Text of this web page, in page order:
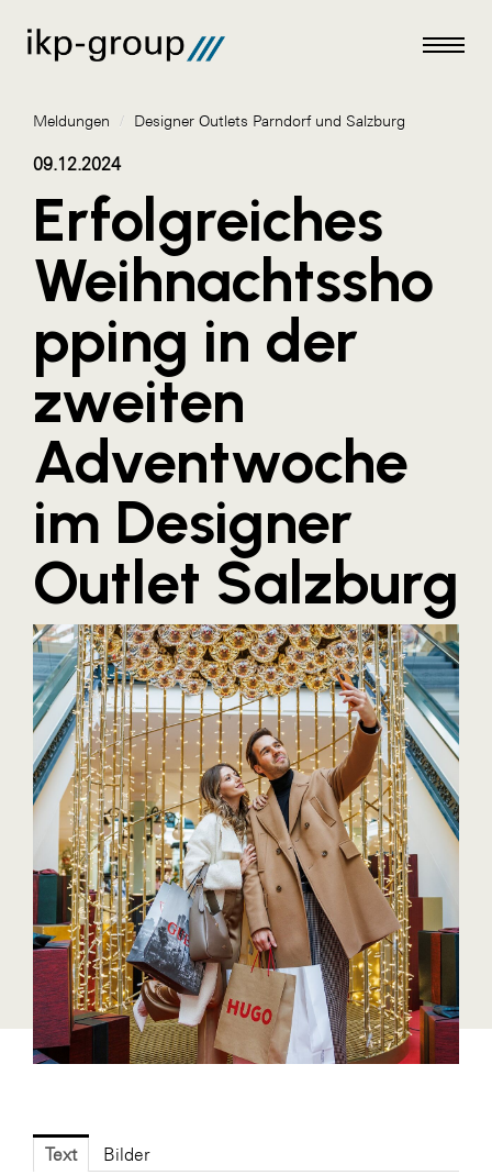
Meldungen
AKTUELLES
ALEX Krems
Amazon Web Services
Artweger
AustroCel Hallein
Blaguss
Bundesverband Sonnenschutztechnik
Cineplexx
Colmobil Austria
Controller Institut
Darbo
Designer Outlets Parndorf und Salzburg
DOMOFERM
Essity
EY
FG UBIT Salzburg
foodaffairs
Fressnapf
FRoSTA
Gas Connect Austria
Meldungen / Designer Outlets Parndorf und Salzburg
09.12.2024
Erfolgreiches
Weihnachtssho
pping in der
zweiten
Adventwoche
im Designer
Outlet Salzburg
Text Bilder